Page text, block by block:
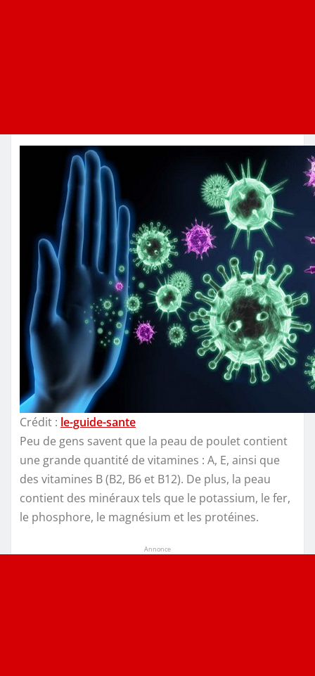
Crédit : le-guide-sante
Peu de gens savent que la peau de poulet contient
une grande quantité de vitamines : A, E, ainsi que
des vitamines B (B2, B6 et B12). De plus, la peau
contient des minéraux tels que le potassium, le fer,
le phosphore, le magnésium et les protéines.
Annonce